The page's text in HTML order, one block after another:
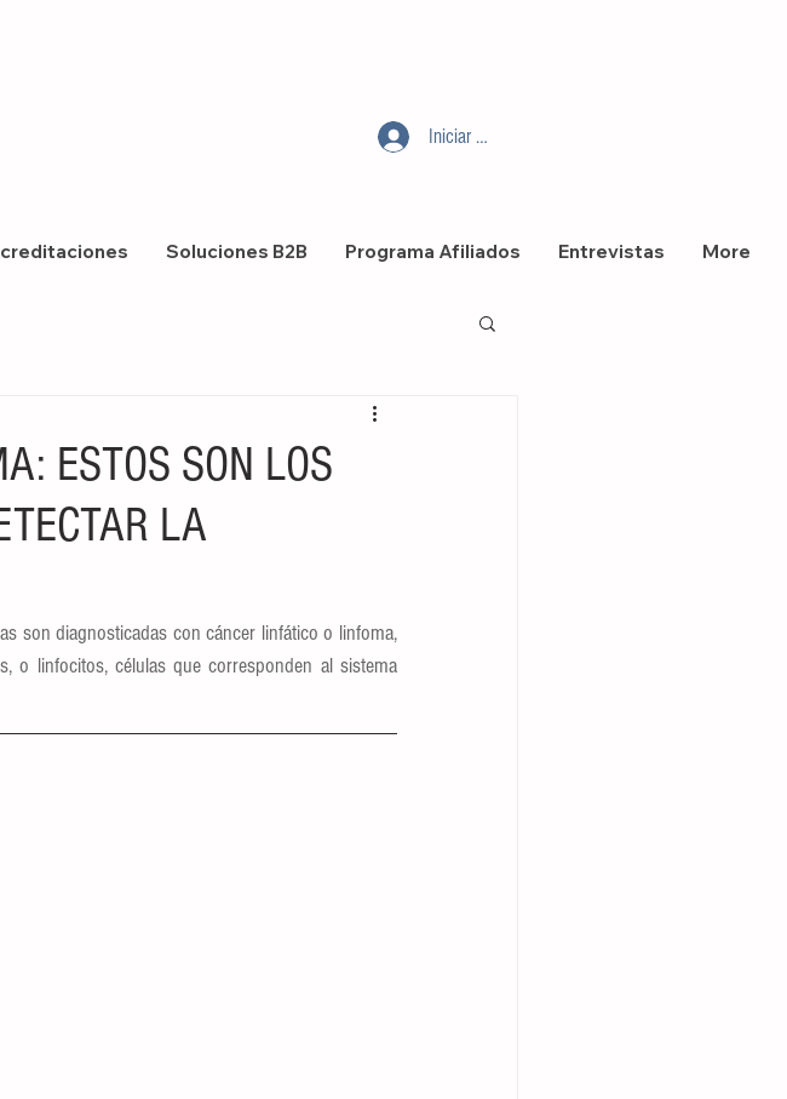
Iniciar sesión
Soluciones B2B Programa Afiliados Entrevistas More
ESTOS SON LOS
LA
son diagnosticadas con cáncer linfático o linfoma,
o linfocitos, células que corresponden al sistema